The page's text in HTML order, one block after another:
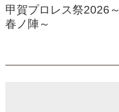
甲賀プロレス祭2026～
春ノ陣～